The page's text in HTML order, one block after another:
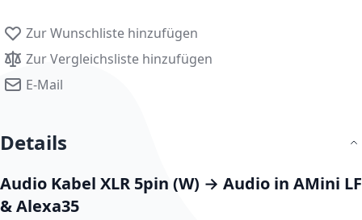
Zur Wunschliste hinzufügen
Zur Vergleichsliste hinzufügen
E-Mail
Details
Audio Kabel XLR 5pin (W) → Audio in AMini LF
& Alexa35